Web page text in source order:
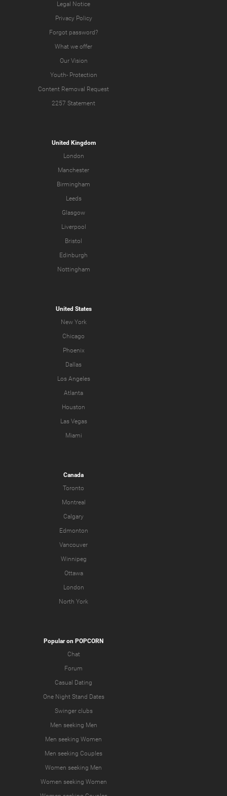
Legal Notice
Privacy Policy
Forgot password?
What we offer
Our Vision
Youth- Protection
Content Removal Request
2257 Statement
United Kingdom
London
Manchester
Birmingham
Leeds
Glasgow
Liverpool
Bristol
Edinburgh
Nottingham
United States
New York
Chicago
Phoenix
Dallas
Los Angeles
Atlanta
Houston
Las Vegas
Miami
Canada
Toronto
Montreal
Calgary
Edmonton
Vancouver
Winnipeg
Ottawa
London
North York
Popular on POPCORN
Chat
Forum
Casual Dating
One Night Stand Dates
Swinger clubs
Men seeking Men
Men seeking Women
Men seeking Couples
Women seeking Men
Women seeking Women